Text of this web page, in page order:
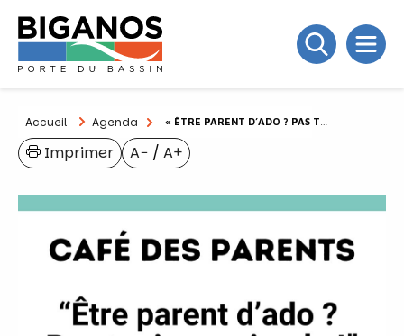
Accueil Agenda « ÊTRE PARENT D’ADO ? PAS TOUJOURS SIMPLE ! »
A− / A+
Imprimer